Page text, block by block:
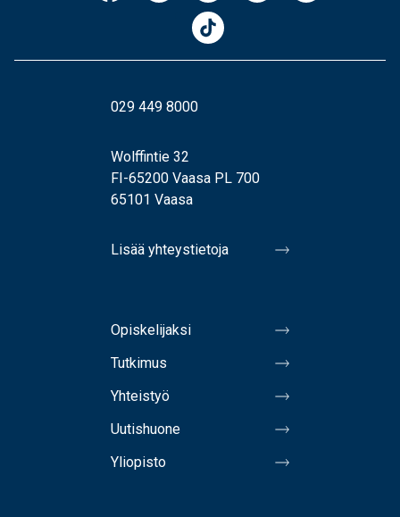
029 449 8000
Wolffintie 32
FI-65200 Vaasa PL 700
65101 Vaasa
Lisää yhteystietoja
Opiskelijaksi
Tutkimus
Yhteistyö
Uutishuone
Yliopisto